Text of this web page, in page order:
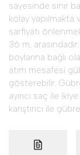
sayesinde sınır
kolay yapılmakta
sarfiyatı
36 m.
boylarına bağlı
atım mesafesi
gösterebilir.
ayırıcı saç ile
karıştırıcı ile